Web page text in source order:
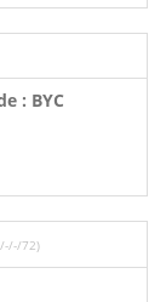
: BYC
72)